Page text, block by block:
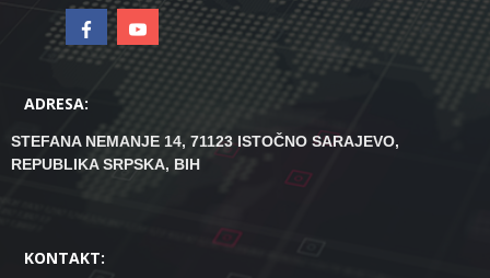
ADRESA:
STEFANA NEMANJE 14, 71123 ISTOČNO SARAJEVO,
REPUBLIKA SRPSKA, BIH
KONTAKT: